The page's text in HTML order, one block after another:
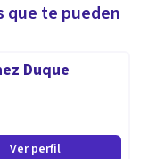
que te pueden
Duque
Ver perfil